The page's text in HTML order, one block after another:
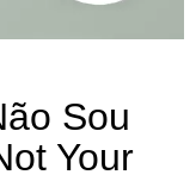
Sou
Your